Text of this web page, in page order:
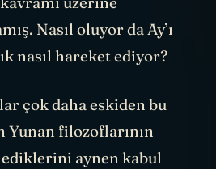
Nasıl oluyor da Ay’ı
nasıl hareket ediyor?
çok daha eskiden bu
Yunan filozoflarının
aynen kabul